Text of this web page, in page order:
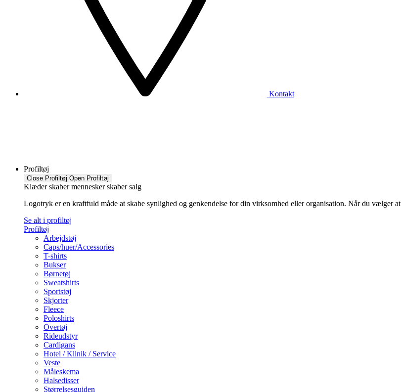
Kontakt
Profiltøj
Close Profiltøj Open Profiltøj
Klæder skaber mennesker skaber salg
Logotryk er en kraftfuld måde at skabe synlighed og genkendelse for din virksomhed eller organisation. Når du vælger
Se alt i profiltøj
Profiltøj
Arbejdstøj
Caps/huer/Accessories
T-shirts
Bukser
Børnetøj
Sweatshirts
Sportstøj
Skjorter
Fleece
Poloshirts
Overtøj
Rideudstyr
Cardigans
Hotel / Klinik / Service
Veste
Måleskema
Halsedisser
Størrelsesguiden